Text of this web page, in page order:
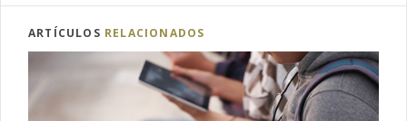
ARTÍCULOS RELACIONADOS